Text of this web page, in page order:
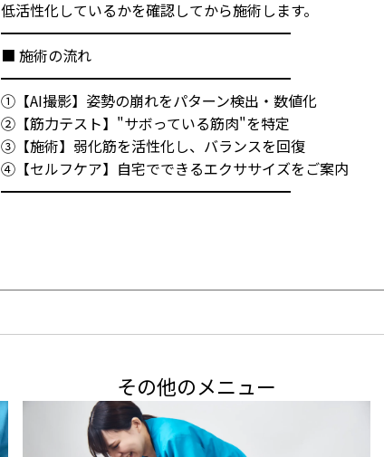
低活性化しているかを確認してから施術します。
━━━━━━━━━━━━━━━━━━━━
■ 施術の流れ
━━━━━━━━━━━━━━━━━━━━
①【AI撮影】姿勢の崩れをパターン検出・数値化
②【筋力テスト】"サボっている筋肉"を特定
③【施術】弱化筋を活性化し、バランスを回復
④【セルフケア】自宅でできるエクササイズをご案内
━━━━━━━━━━━━━━━━━━━━
その他のメニュー